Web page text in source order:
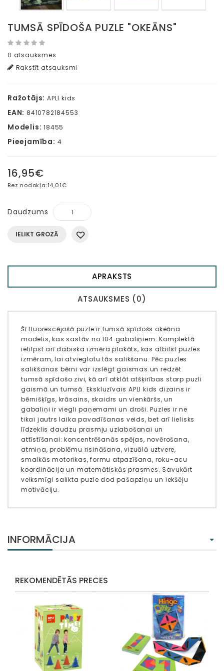
TUMSĀ SPĪDOŠA PUZLE "OKEĀNS"
0 atsauksmes
Rakstīt atsauksmi
Ražotājs: APLI kids
EAN: 8410782184553
Modelis: 18455
Pieejamība: 4
16,95€
Bez nodokļa:14,01€
Daudzums
IELIKT GROZĀ
APRAKSTS
ATSAUKSMES (0)
Šī fluorescējošā puzle ir tumsā spīdošs okeāna
modelis, kas sastāv no 104 gabaliņiem. Komplektā
ietilpst arī dabiska izmēra plakāts, kas atbilst puzles
izmēram, lai atvieglotu tās salikšanu. Pēc puzles
salikšanas bērni var izslēgt gaismas un redzēt
tumsā spīdošo zivi, kā arī atklāt atšķirības starp puzli
gaismā un tumsā. Ekskluzīvais APLI kids dizains ir
bērnišķīgs, krāsains, skaidrs un vienkāršs, un
gabaliņi ir viegli paņemami un droši. Puzles ir ne
tikai jautrs laika pavadīšanas veids, bet arī lielisks
līdzeklis daudzu prasmju uzlabošanai un
attīstīšanai: koncentrēšanās spējas, novērošana,
atmiņa, problēmu risināšana, vizuālā uztvere,
smalkās motorikas, formu atpazīšana, roku-acu
koordinācija un matemātiskās prasmes. Savukārt
veiksmīgi salikta puzle dod pašapziņu un iekšēju
motivāciju.
INFORMĀCIJA
REKOMENDĒTĀS PRECES